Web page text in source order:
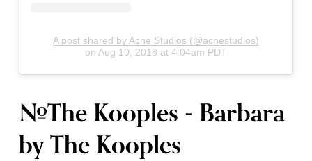
A post shared by Acne Studios (@acnestudios)
on Aug 10, 2018 at 4:04am PDT
#The Kooples - Barbara
by The Kooples